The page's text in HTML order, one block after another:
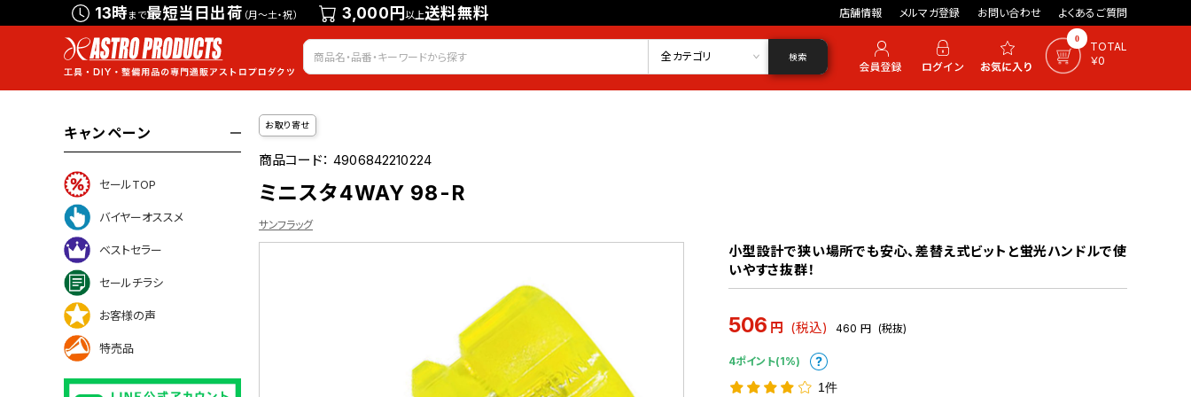
13時まで最短当日出荷 （月～土・祝） 3,000円以上送料無料 店舗情報 メルマガ登録 お問い合わせ よくあるご質問
会員登録 ログイン お気に入り 0
TOTAL
￥0
全カテゴリ 検索
キャンペーン
セールTOP
バイヤーオススメ
ベストセラー
セールチラシ
お客様の声
特売品
お取り寄せ
商品コード：4906842210224
ミニスタ4WAY 98-R
サンフラッグ
小型設計で狭い場所でも安心、差替え式ビットと蛍光ハンドルで使
いやすさ抜群！
506 円 (税込) 460 円 (税抜)
4ポイント(1%)
1件